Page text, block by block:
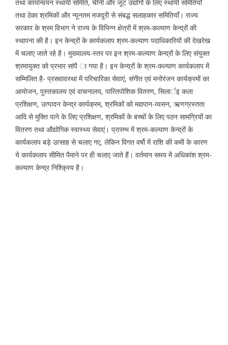
तथा कार्यान्वयन स्थायी समिति, चीनी और जूट उद्योगों के लिए स्थायी समितियाँ
तथा ठेका श्रमिकों और न्यूनतम मजदूरी से संबद्ध सलाहकार समितियाँ। राज्य
सरकार के श्रम विभाग ने राज्य के विभिन्न क्षेत्रों में श्रम-कल्याण केन्द्रों की
स्थापना की है। इन केन्द्रों के कार्यकलाप श्रम-कल्याण पदाधिकारियों की देखरेख
में चलाए जाते रहे है। मुख्यालय-स्तर पर इन श्रम-कल्याण केन्द्रों के लिए संयुक्त
श्रमायुक्त को प्रभार सांपै ा गया है। इन केन्द्रों के श्रम-कल्याण कार्यकलाप में
सम्मिलित है- प्रसवावस्था में परिचारिका सेवाएं, संगीत एवं मनोरंजन कार्यक्रमों का
आयोजन, पुस्तकालय एवं वाचनालय, पारितपोशिक वितरण, सिलार्इ कला
प्रशिक्षण, उत्पादन केन्द्र कार्यक्रम, श्रमिकों को मद्यपान-व्यसन, ऋणग्रस्तता
आदि से मुक्ति पाने के लिए प्रशिक्षण, श्रमिकों के बच्चों के लिए पठन सामग्रियों का
वितरण तथा औद्योगिक स्वास्थ्य सेवाएं। प्रारम्भ में श्रम-कल्याण केन्द्रों के
कार्यकलाप बड़े उत्साह से चलाए गए, लेकिन विगत वर्षो में राशि की कमी के कारण
ये कार्यकलाप सीमित पैमाने पर ही चलाए जाते हैं। वर्तमान समय में अधिकांश श्रम-
कल्याण केन्द्र निश्क्रिय है।